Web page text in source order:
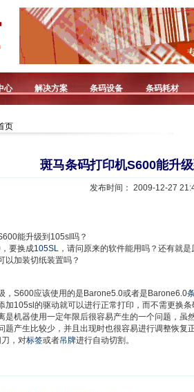
心 解决方案 条码设备 条码耗材
页
斑马条码打印机S600能升
发布时间： 2009-12-27
能升级到105sl吗？
要换成105SL，请问原来的软件能用吗？还有就
以加装切纸装置吗？
，S600应该使用的是Barone5.0或者是Barone6.0
加105sl的驱动就可以进行正常打印，而不需更换条
是机器使用一定年限后很容易产生的一个问题，虽
题产生比较少，并且出现时也很容易进行调整恢复
，对标签或者吊牌进行自动切割。